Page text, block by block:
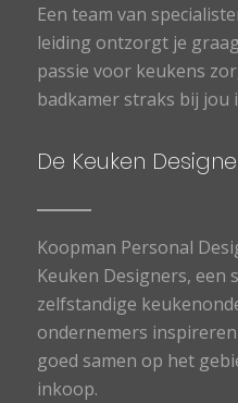
Een team van
leiding ontzorgt je
passie voor keukens
badkamer straks bij jou
De Keuken
Koopman Personal
Keuken Designers, een
zelfstandige
ondernemers
goed samen op het
inkoop.